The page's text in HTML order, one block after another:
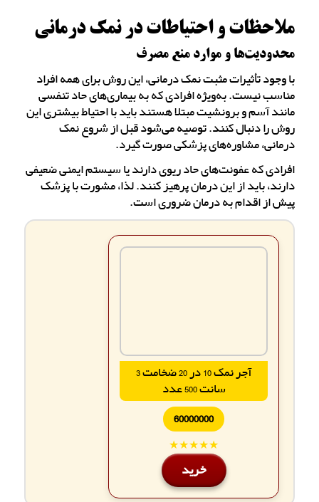
ملاحظات و احتیاطات در نمک درمانی
محدودیت‌ها و موارد منع مصرف
با وجود تأثیرات مثبت نمک درمانی، این روش برای همه افراد
مناسب نیست. به‌ویژه افرادی که به بیماری‌های حاد تنفسی
مانند آسم و برونشیت مبتلا هستند باید با احتیاط بیشتری این
روش را دنبال کنند. توصیه می‌شود قبل از شروع نمک
درمانی، مشاوره‌های پزشکی صورت گیرد.
افرادی که عفونت‌های حاد ریوی دارند یا سیستم ایمنی ضعیفی
دارند، باید از این درمان پرهیز کنند. لذا، مشورت با پزشک
پیش از اقدام به درمان ضروری است.
آجر نمک 10 در 20 ضخامت 3
سانت 500 عدد
60000000
★★★★★
خرید